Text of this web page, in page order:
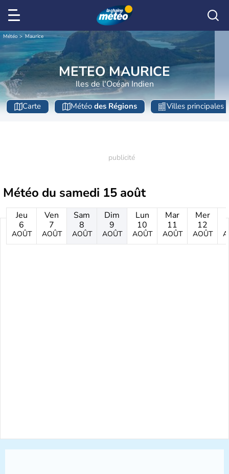
Météo Maurice
METEO MAURICE
Iles de l'Océan Indien
Carte Météo des Régions Villes principales
Météo du samedi 15 août
Jeu
6
AOÛT
Ven
7
AOÛT
Sam
8
AOÛT
Dim
9
AOÛT
Lun
10
AOÛT
Mar
11
AOÛT
Mer
12
AOÛT